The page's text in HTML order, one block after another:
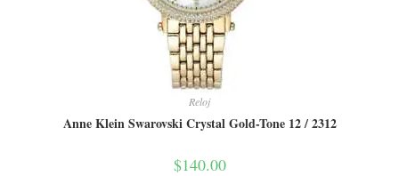
Reloj
Anne Klein Swarovski Crystal Gold-Tone 12 / 2312
$140.00